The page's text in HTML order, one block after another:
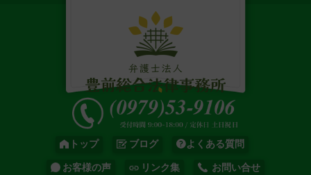
トップ ブログ よくある質問
お客様の声 リンク集 お問い合せ